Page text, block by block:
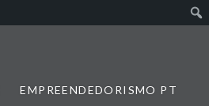
EMPREENDEDORISMO PT